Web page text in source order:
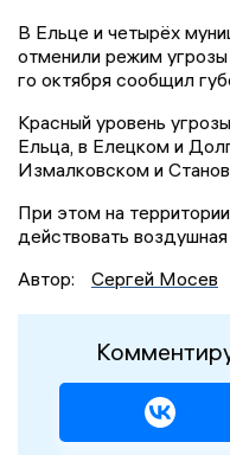
В Ельце и четырёх
отменили режим
го октября сообщил
Красный уровень
Ельца, в Елецком и
Измалковском и
При этом на
действовать
Автор:
Сергей Мосев